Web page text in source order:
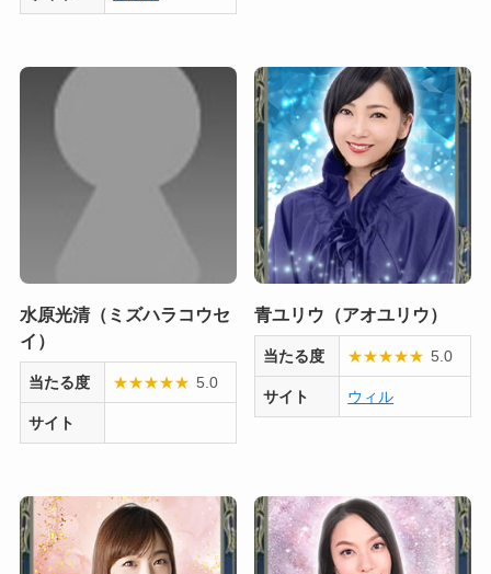
水原光清（ミズハラコウセ
イ）
当たる度 ★★★★★ 5.0
サイト
青ユリウ（アオユリウ）
当たる度 ★★★★★ 5.0
サイト ウィル